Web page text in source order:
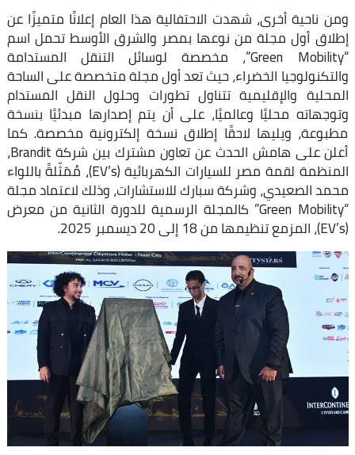
ومن ناحية أخرى، شهدت الاحتفالية هذا العام إعلانًا متميزًا عن
إطلاق أول مجلة من نوعها بمصر والشرق الأوسط تحمل اسم
“Green Mobility”، مخصصة لوسائل التنقل المستدامة
والتكنولوجيا الخضراء، حيث تعد أول مجلة متخصصة على الساحة
المحلية والإقليمية تتناول تطورات وحلول النقل المستدام
وتوجهاته محليًا وعالميًا، على أن يتم إصدارها مبدئيًا بنسخة
مطبوعة، ويليها لاحقًا إطلاق نسخة إلكترونية مخصصة. كما
أعلن على هامش الحدث عن تعاون مشترك بين شركة Brandit،
المنظمة لقمة مصر للسيارات الكهربائية (EV’s)، مُمَثّلةً باللواء
محمد الصعيدي، وشركة سبارك للاستشارات، وذلك لاعتماد مجلة
“Green Mobility” كالمجلة الرسمية للدورة الثانية من معرض
(EV’s)، المزمع تنظيمها من 18 إلى 20 ديسمبر 2025.